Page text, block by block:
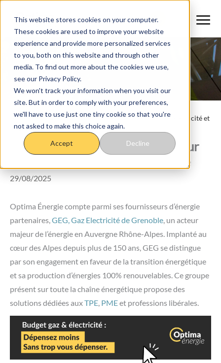
This website stores cookies on your computer.
These cookies are used to improve your website
experience and provide more personalized services
to you, both on this website and through other
media. To find out more about the cookies we use,
see our Privacy Policy.
We won't track your information when you visit our
site. But in order to comply with your preferences,
we'll have to use just one tiny cookie so that you're
not asked to make this choice again.
Accept Decline
contenu
Accueil>Blog>GEG, notre partenaire fournisseur d’électricité et
de gaz partenaire
GEG, notre partenaire fournisseur
d’électricité et de gaz partenaire
29/08/2025
Optima Énergie compte parmi ses fournisseurs d’énergie
partenaires, GEG, Gaz Electricité de Grenoble , un acteur
majeur de l’énergie en Auvergne Rhône-Alpes. Implanté au
cœur des Alpes depuis plus de 150 ans, GEG se distingue
par son engagement en faveur de la transition énergétique
et sa production d’énergies 100% renouvelables. Ce groupe
présent sur toute la chaîne énergétique propose des
solutions dédiées auxTPE PMEet professions libérales.